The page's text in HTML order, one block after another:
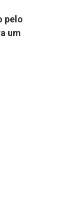
pelo
um